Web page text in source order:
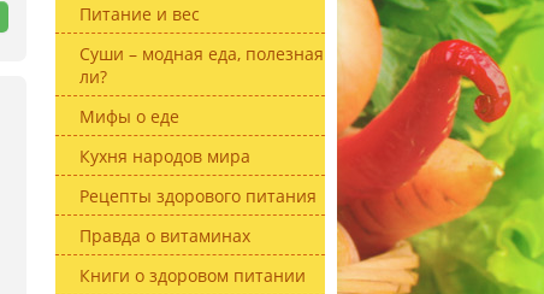
Питание и вес
Суши – модная еда, полезная
ли?
Мифы о еде
Кухня народов мира
Рецепты здорового питания
Правда о витаминах
Книги о здоровом питании